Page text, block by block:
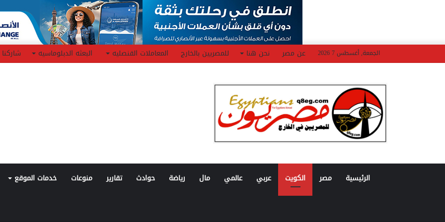
الجمعة, أغسطس 7 2026 عن مصر نحن هنا للمصريين بالخارج المعاملات القنصليه البعثه الدبلوماسيه شاركنا
الرئيسية مصر الكويت عربي عالمي مال رياضة حوادث تقارير منوعات خدمات الموقع